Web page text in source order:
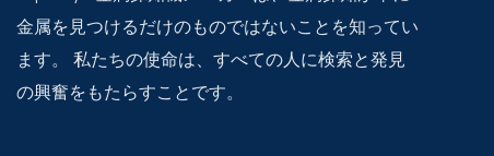
金属を見つけるだけのものではないことを知ってい
ます。 私たちの使命は、すべての人に検索と発見
の興奮をもたらすことです。